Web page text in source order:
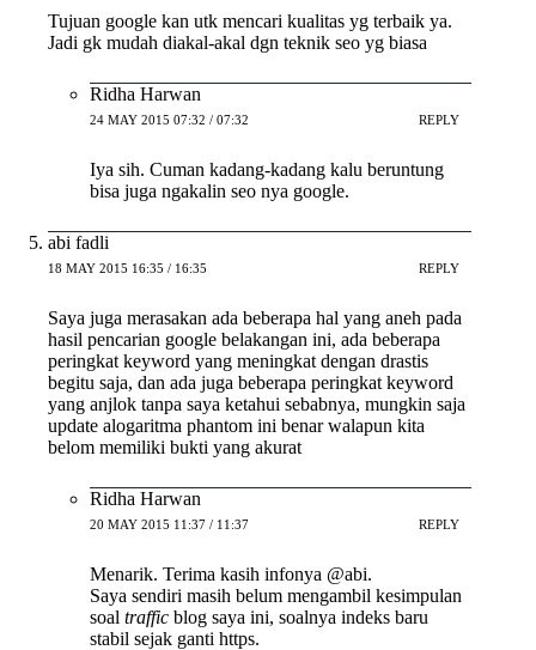
Tujuan google kan utk mencari kualitas yg terbaik ya.
Jadi gk mudah diakal-akal dgn teknik seo yg biasa
Ridha Harwan
24 MAY 2015 07:32 / 07:32 REPLY
Iya sih. Cuman kadang-kadang kalu beruntung
bisa juga ngakalin seo nya google.
abi fadli
18 MAY 2015 16:35 / 16:35 REPLY
Saya juga merasakan ada beberapa hal yang aneh pada
hasil pencarian google belakangan ini, ada beberapa
peringkat keyword yang meningkat dengan drastis
begitu saja, dan ada juga beberapa peringkat keyword
yang anjlok tanpa saya ketahui sebabnya, mungkin saja
update alogaritma phantom ini benar walapun kita
belom memiliki bukti yang akurat
Ridha Harwan
20 MAY 2015 11:37 / 11:37 REPLY
Menarik. Terima kasih infonya @abi.
Saya sendiri masih belum mengambil kesimpulan
soal traffic blog saya ini, soalnya indeks baru
stabil sejak ganti https.